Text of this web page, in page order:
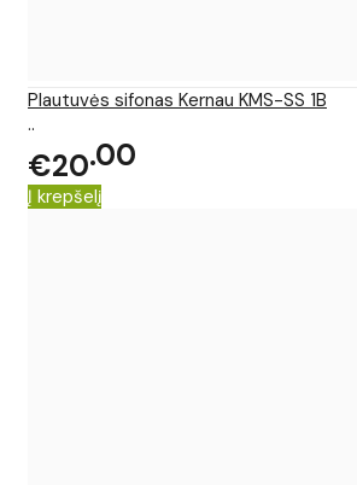
Plautuvės sifonas Kernau KMS-SS 1B
..
€20 00
Į krepšelį